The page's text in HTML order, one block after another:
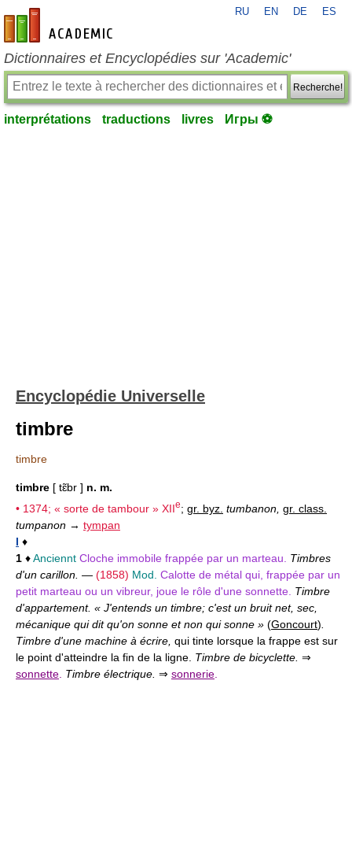
fr-academic.com
RU EN DE ES
Dictionnaires et Encyclopédies sur 'Academic'
Recherche!
interprétations traductions livres Игры ⚽
Encyclopédie Universelle
timbre
timbre
timbre [ tɛ̃br ] n. m.
• 1374; « sorte de tambour » XIIe; gr. byz. tumbanon, gr. class.
tumpanon → tympan
I ♦
1 ♦Anciennt Cloche immobile frappée par un marteau. Timbres
d'un carillon. — (1858) Mod. Calotte de métal qui, frappée par un
petit marteau ou un vibreur, joue le rôle d'une sonnette. Timbre
d'appartement. « J'entends un timbre; c'est un bruit net, sec,
mécanique qui dit qu'on sonne et non qui sonne » (Goncourt)
Timbre d'une machine à écrire, qui tinte lorsque la frappe est sur
le point d'atteindre la fin de la ligne. Timbre de bicyclette. ⇒
sonnette Timbre électrique. ⇒ sonnerie